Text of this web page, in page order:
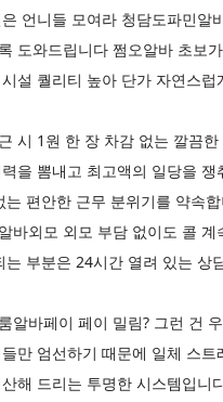
언니들 모여라 청담도파민
도와드립니다 쩜오알바 초보
설 퀄리티 높아 단가 자연스
시 1원 한 장 차감 없는 깔끔
을 뽐내고 최고액의 일당을
는 편안한 근무 분위기를 약속
바외모 외모 부담 없이도 콜
는 부분은 24시간 열려 있는 상
알바페이 페이 밀림? 그런 건
만 엄선하기 때문에 일체 스
해 드리는 투명한 시스템입